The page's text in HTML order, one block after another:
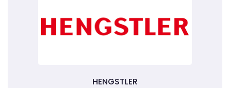
HENGSTLER